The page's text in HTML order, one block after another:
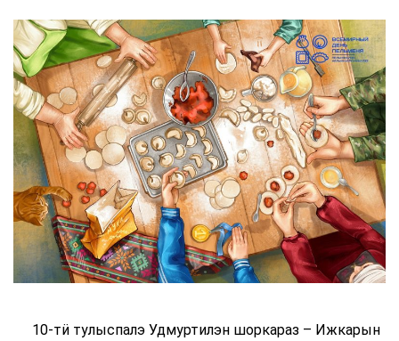
10-тӥ тулыспалэ Удмуртилэн шоркараз – Ижкарын